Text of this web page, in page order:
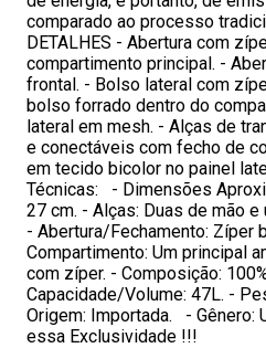
comparado ao processo
DETALHES - Abertura com
compartimento principal. -
frontal. - Bolso lateral com
bolso forrado dentro do
lateral em mesh. - Alças de
e conectáveis com fecho de
em tecido bicolor no painel
Técnicas: - Dimensões
27 cm. - Alças: Duas de mão
- Abertura/Fechamento: Zíper
Compartimento: Um principal
com zíper. - Composição:
Capacidade/Volume: 47L. -
Origem: Importada. -
essa Exclusividade !!!